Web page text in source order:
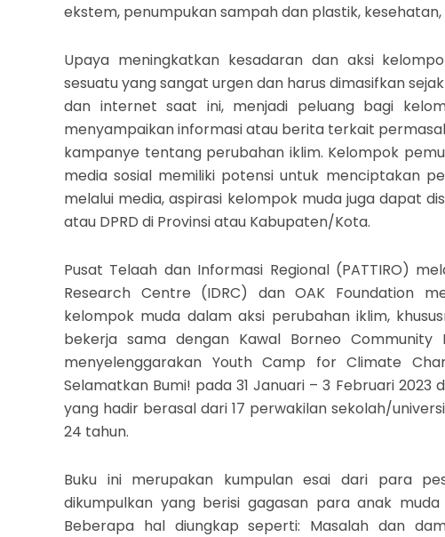
ekstem, penumpukan sampah dan plastik,
Upaya meningkatkan kesadaran dan aksi
sesuatu yang sangat urgen dan harus dimasifkan
dan internet saat ini, menjadi peluang bagi
menyampaikan informasi atau berita terkait
kampanye tentang perubahan iklim. Kelompok
media sosial memiliki potensi untuk menciptakan
melalui media, aspirasi kelompok muda juga dapat
atau DPRD di Provinsi atau Kabupaten/Kota.
Pusat Telaah dan Informasi Regional (PATTIRO)
Research Centre (IDRC) dan OAK Foundation
kelompok muda dalam aksi perubahan iklim,
bekerja sama dengan Kawal Borneo
menyelenggarakan Youth Camp for Climate
Selamatkan Bumi! pada 31 Januari – 3 Februari
yang hadir berasal dari 17 perwakilan sekolah/
24 tahun.
Buku ini merupakan kumpulan esai dari para
dikumpulkan yang berisi gagasan para anak
Beberapa hal diungkap seperti: Masalah dan